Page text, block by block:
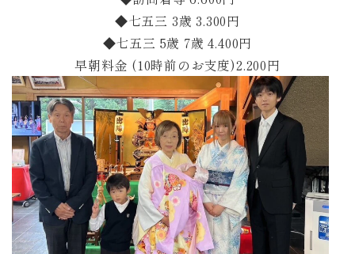
◆七五三 3歳 3.300円
◆七五三 5歳 7歳 4.400円
早朝料金 (10時前のお支度)2.200円